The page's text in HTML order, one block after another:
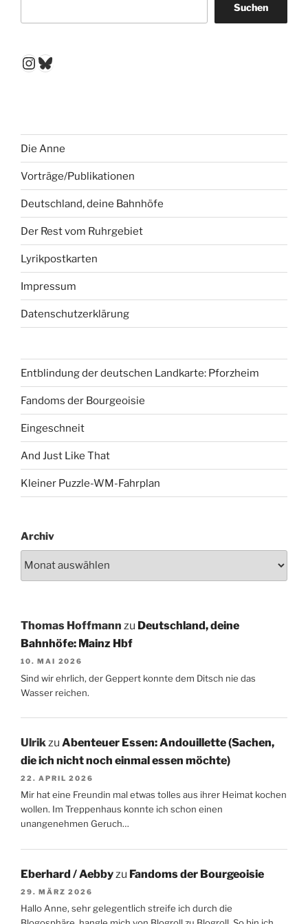
Suchen
Instagram
Bluesky
Die Anne
Vorträge/Publikationen
Deutschland, deine Bahnhöfe
Der Rest vom Ruhrgebiet
Lyrikpostkarten
Impressum
Datenschutzerklärung
Entblindung der deutschen Landkarte: Pforzheim
Fandoms der Bourgeoisie
Eingeschneit
And Just Like That
Kleiner Puzzle-WM-Fahrplan
Archiv
Thomas Hoffmann zu Deutschland, deine
Bahnhöfe: Mainz Hbf
10. MAI 2026
Sind wir ehrlich, der Geppert konnte dem Ditsch nie das
Wasser reichen.
Ulrikzu Abenteuer Essen: Andouillette (Sachen,
die ich nicht noch einmal essen möchte)
22. APRIL 2026
Mir hat eine Freundin mal etwas tolles aus ihrer Heimat kochen
wollen. Im Treppenhaus konnte ich schon einen
unangenehmen Geruch…
Eberhard / Aebby zu Fandoms der Bourgeoisie
29. MÄRZ 2026
Hallo Anne, sehr gelegentlich streife ich durch die